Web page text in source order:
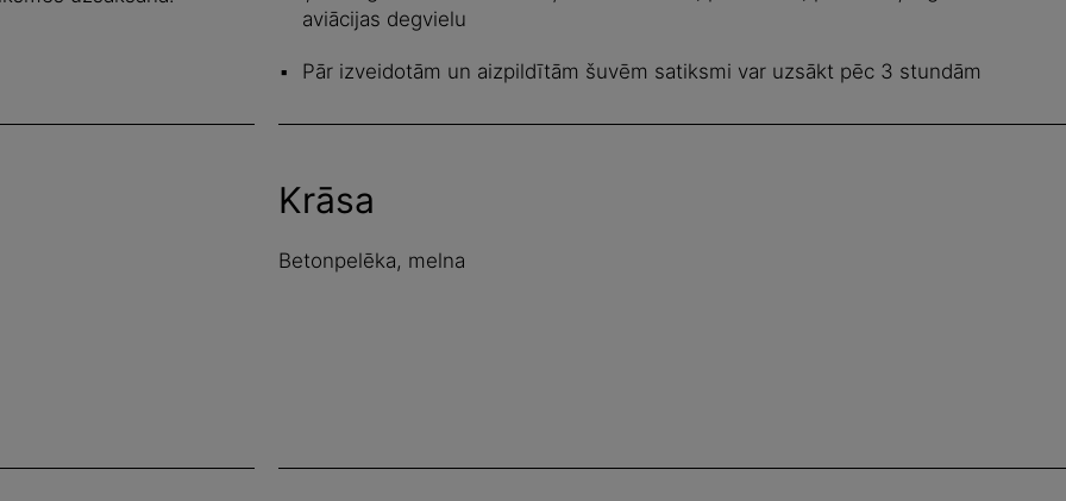
aviācijas degvielu
Pār izveidotām un aizpildītām šuvēm satiksmi var uzsākt pēc 3 stundām
Krāsa
Betonpelēka, melna